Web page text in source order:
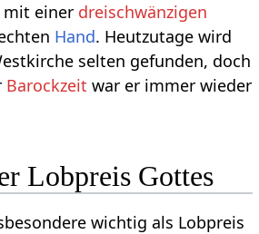
mit einer dreischwänzigen
Hand. Heutzutage wird
selten gefunden, doch
Barockzeit war er immer wieder
Lobpreis Gottes
wichtig als Lobpreis